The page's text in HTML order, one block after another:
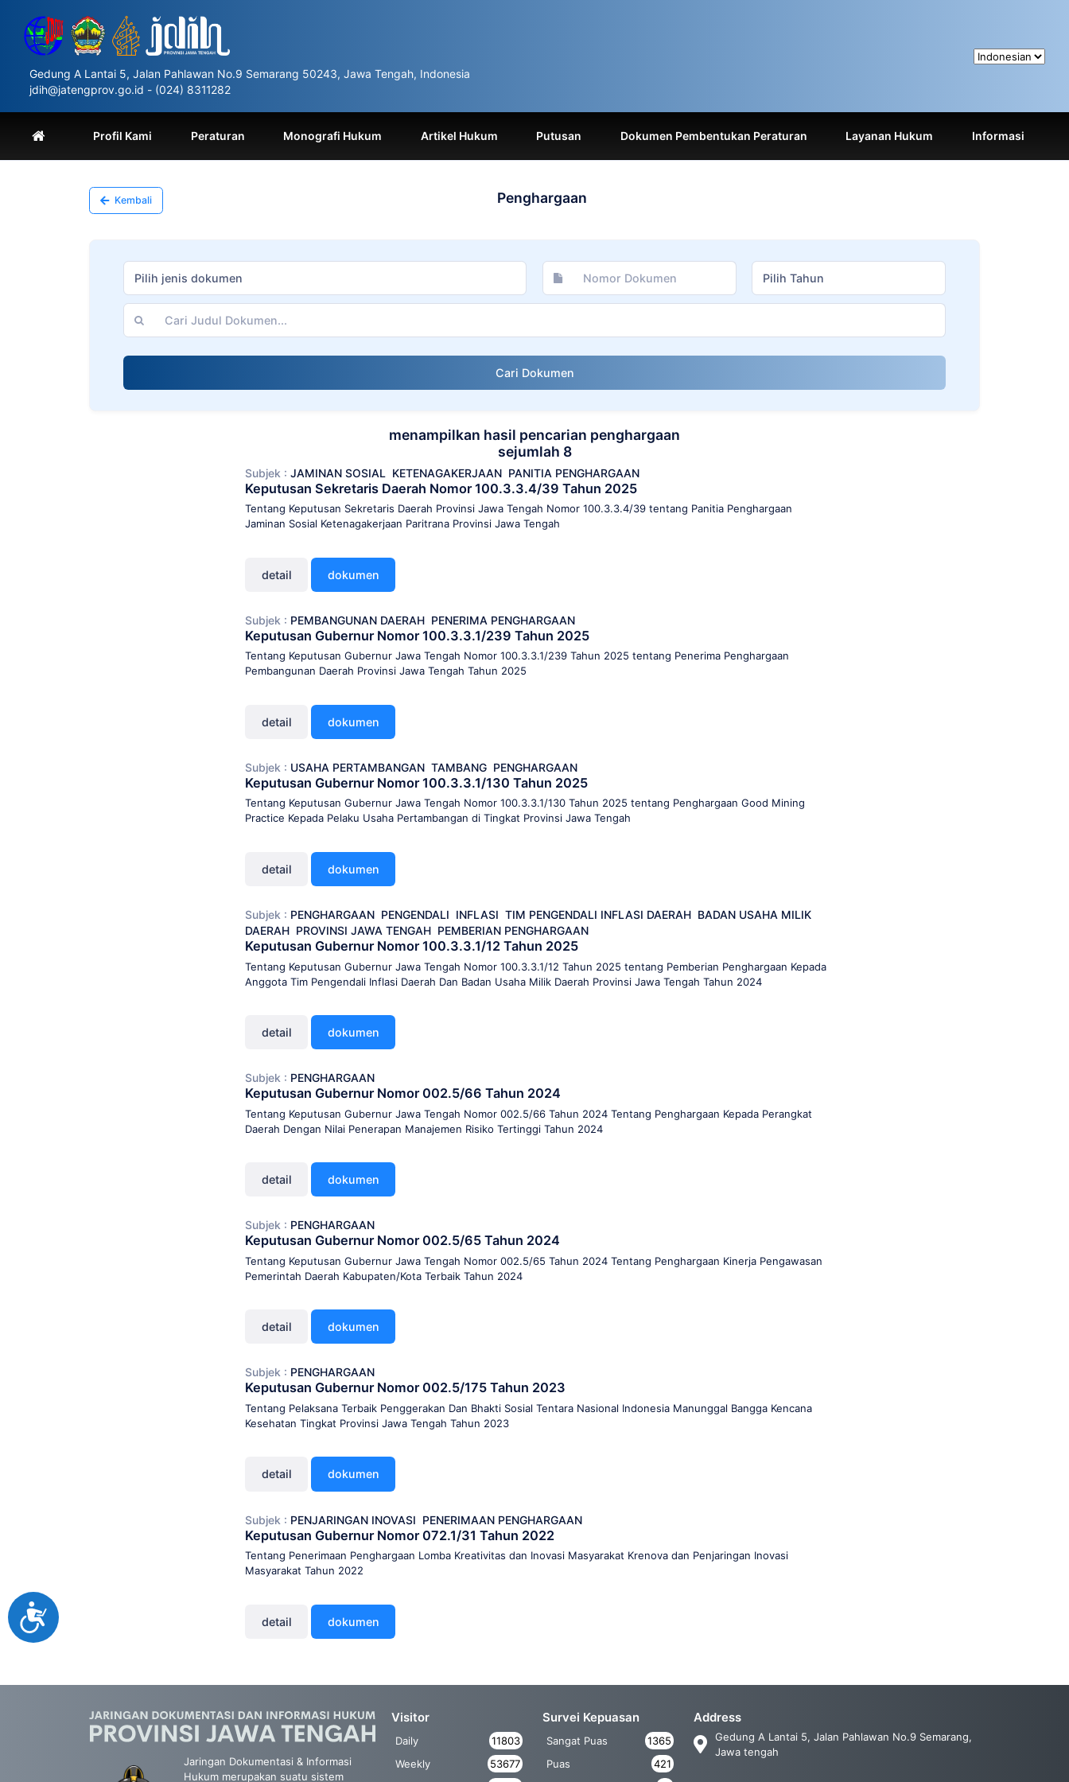
website
includes
accessibility
system.
Control-
F11
Accessibility
Gedung A Lantai 5, Jalan Pahlawan No.9 Semarang 50243, Jawa Tengah, Indonesia
jdih@jatengprov.go.id - (024) 8311282
Profil Kami Peraturan Monografi Hukum Artikel Hukum Putusan Dokumen Pembentukan Peraturan Layanan Hukum Informasi
Kembali Penghargaan
Pilih jenis dokumen Pilih Tahun
Cari Dokumen
menampilkan hasil pencarian penghargaan
sejumlah 8
Subjek :JAMINAN SOSIAL KETENAGAKERJAAN PANITIA PENGHARGAAN
Keputusan Sekretaris Daerah Nomor 100.3.3.4/39 Tahun 2025
Tentang Keputusan Sekretaris Daerah Provinsi Jawa Tengah Nomor 100.3.3.4/39 tentang Panitia Penghargaan
Jaminan Sosial Ketenagakerjaan Paritrana Provinsi Jawa Tengah
detail dokumen
Subjek : PEMBANGUNAN DAERAH PENERIMA PENGHARGAAN
Keputusan Gubernur Nomor 100.3.3.1/239 Tahun 2025
Tentang Keputusan Gubernur Jawa Tengah Nomor 100.3.3.1/239 Tahun 2025 tentang Penerima Penghargaan
Pembangunan Daerah Provinsi Jawa Tengah Tahun 2025
detail dokumen
Subjek : USAHA PERTAMBANGAN TAMBANG PENGHARGAAN
Keputusan Gubernur Nomor 100.3.3.1/130 Tahun 2025
Tentang Keputusan Gubernur Jawa Tengah Nomor 100.3.3.1/130 Tahun 2025 tentang Penghargaan Good Mining
Practice Kepada Pelaku Usaha Pertambangan di Tingkat Provinsi Jawa Tengah
detail dokumen
Subjek : PENGHARGAAN PENGENDALI INFLASI TIM PENGENDALI INFLASI DAERAH BADAN USAHA MILIK
DAERAH PROVINSI JAWA TENGAH PEMBERIAN PENGHARGAAN
Keputusan Gubernur Nomor 100.3.3.1/12 Tahun 2025
Tentang Keputusan Gubernur Jawa Tengah Nomor 100.3.3.1/12 Tahun 2025 tentang Pemberian Penghargaan Kepada
Anggota Tim Pengendali Inflasi Daerah Dan Badan Usaha Milik Daerah Provinsi Jawa Tengah Tahun 2024
detail dokumen
Subjek : PENGHARGAAN
Keputusan Gubernur Nomor 002.5/66 Tahun 2024
Tentang Keputusan Gubernur Jawa Tengah Nomor 002.5/66 Tahun 2024 Tentang Penghargaan Kepada Perangkat
Daerah Dengan Nilai Penerapan Manajemen Risiko Tertinggi Tahun 2024
detail dokumen
Subjek : PENGHARGAAN
Keputusan Gubernur Nomor 002.5/65 Tahun 2024
Tentang Keputusan Gubernur Jawa Tengah Nomor 002.5/65 Tahun 2024 Tentang Penghargaan Kinerja Pengawasan
Pemerintah Daerah Kabupaten/Kota Terbaik Tahun 2024
detail dokumen
Subjek : PENGHARGAAN
Keputusan Gubernur Nomor 002.5/175 Tahun 2023
Tentang Pelaksana Terbaik Penggerakan Dan Bhakti Sosial Tentara Nasional Indonesia Manunggal Bangga Kencana
Kesehatan Tingkat Provinsi Jawa Tengah Tahun 2023
detail dokumen
Subjek : PENJARINGAN INOVASI PENERIMAAN PENGHARGAAN
Keputusan Gubernur Nomor 072.1/31 Tahun 2022
Tentang Penerimaan Penghargaan Lomba Kreativitas dan Inovasi Masyarakat Krenova dan Penjaringan Inovasi
Masyarakat Tahun 2022
detail dokumen
Jaringan Dokumentasi & Informasi
Hukum merupakan suatu sistem
Visitor
Daily
11803
Weekly
53677
Survei Kepuasan
Sangat Puas
1365
Puas
421
Address
Gedung A Lantai 5, Jalan Pahlawan No.9 Semarang,
Jawa tengah